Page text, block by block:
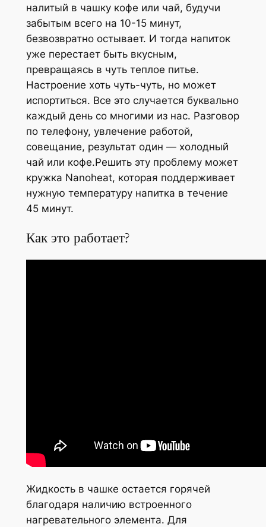
налитый в чашку кофе или чай, будучи
забытым всего на 10-15 минут,
безвозвратно остывает. И тогда напиток
уже перестает быть вкусным,
превращаясь в чуть теплое питье.
Настроение хоть чуть-чуть, но может
испортиться. Все это случается буквально
каждый день со многими из нас. Разговор
по телефону, увлечение работой,
совещание, результат один — холодный
чай или кофе.Решить эту проблему может
кружка Nanoheat, которая поддерживает
нужную температуру напитка в течение
45 минут.
Как это работает?
Жидкость в чашке остается горячей
благодаря наличию встроенного
нагревательного элемента. Для